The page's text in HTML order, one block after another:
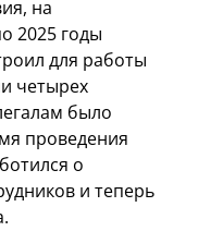
на
2025 годы
для работы
четырех
было
проведения
о
и теперь